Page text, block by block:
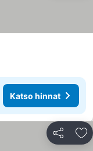
Katso hinnat
Jaa